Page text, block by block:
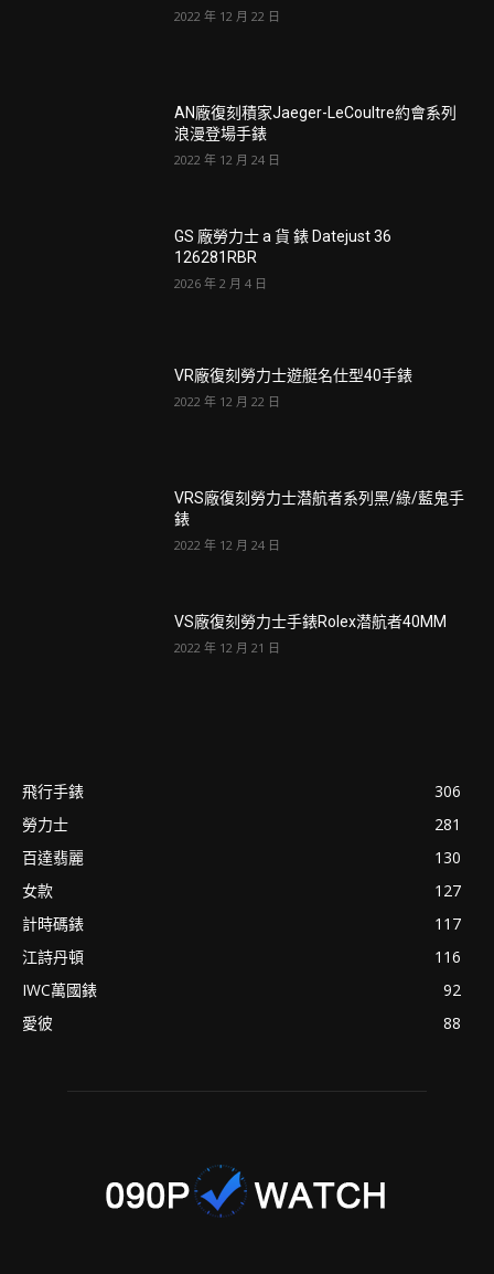
2022 年 12 月 22 日
AN廠復刻積家Jaeger-LeCoultre約會系列
浪漫登場手錶
2022 年 12 月 24 日
GS 廠勞力士 a 貨 錶 Datejust 36
126281RBR
2026 年 2 月 4 日
VR廠復刻勞力士遊艇名仕型40手錶
2022 年 12 月 22 日
VRS廠復刻勞力士潜航者系列黑/綠/藍鬼手
錶
2022 年 12 月 24 日
VS廠復刻勞力士手錶Rolex潜航者40MM
2022 年 12 月 21 日
飛行手錶
306
勞力士
281
百達翡麗
130
女款
127
計時碼錶
117
江詩丹頓
116
IWC萬國錶
92
愛彼
88